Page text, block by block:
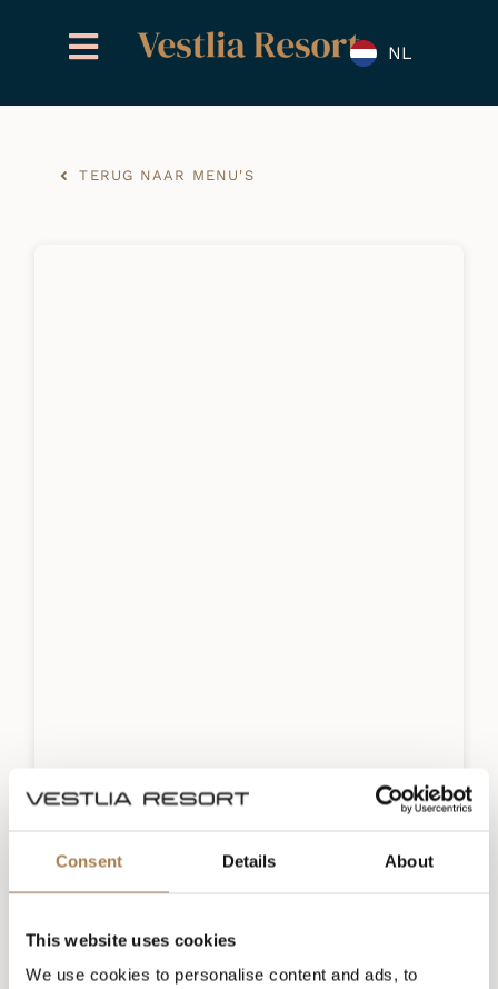
Consent Details About
This website uses cookies
We use cookies to personalise content and ads, to
NL
TERUG NAAR MENU'S
Veeg of gebruik de pijltjestoetsen om door het menu te